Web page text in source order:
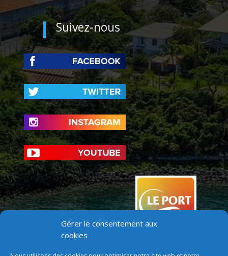
Gérer le consentement aux
cookies
Suivez-nous